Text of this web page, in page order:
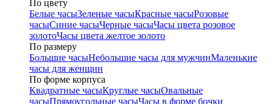
По цвету
Белые часыЗеленые часыКрасные часыРозовые
часыСиние часыЧерные часыЧасы цвета розовое
золотоЧасы цвета желтое золото
По размеру
Большие часыНебольшие часы для мужчинМаленькие
часы для женщин
По форме корпуса
Квадратные часыКруглые часыОвальные
часыПрямоугольные часыЧасы в форме бочки